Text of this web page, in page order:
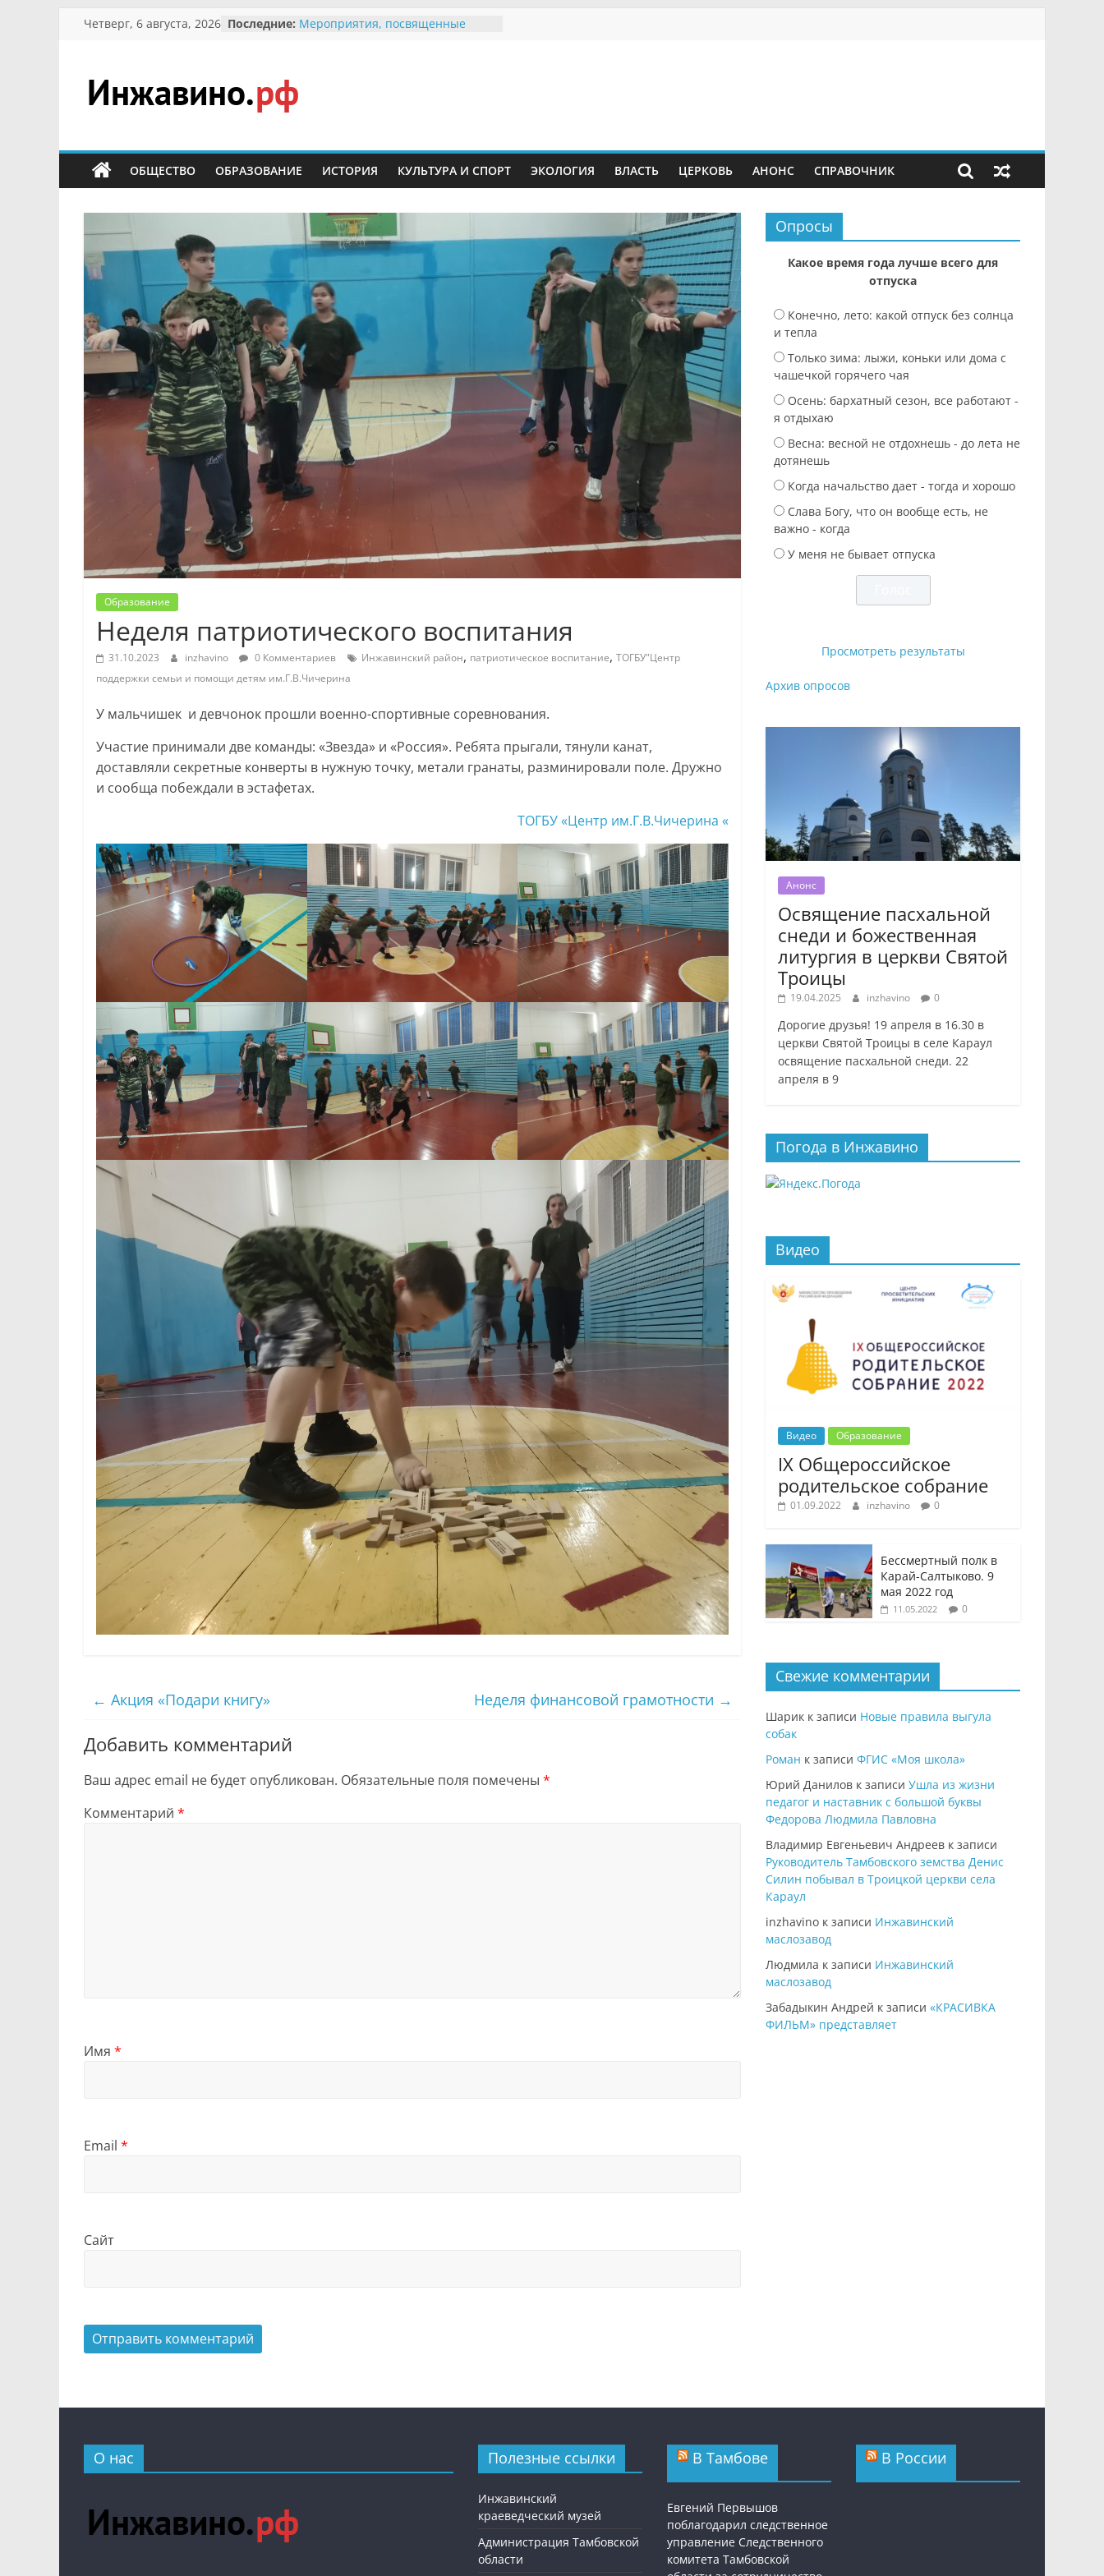
Перейти
Четверг, 6 августа, 2026 Последние: Мероприятия, посвященные
Безопасность в сети Интернет
Ученики приняли участие в
мероприятии «Сохраним
В вольере Воронинского
заповедника родились крапчатые
суслики
Инжавино.рф
сельский
портал
ОБЩЕСТВО ОБРАЗОВАНИЕ ИСТОРИЯ КУЛЬТУРА И СПОРТ ЭКОЛОГИЯ ВЛАСТЬ ЦЕРКОВЬ АНОНС СПРАВОЧНИК
Образование
Неделя патриотического воспитания
31.10.2023 inzhavino 0 Комментариев Инжавинский район, патриотическое воспитание, ТОГБУ"Центр
поддержки семьи и помощи детям им.Г.В.Чичерина
У мальчишек и девчонок прошли военно-спортивные соревнования.
Участие принимали две команды: «Звезда» и «Россия». Ребята прыгали, тянули канат,
доставляли секретные конверты в нужную точку, метали гранаты, разминировали поле. Дружно
и сообща побеждали в эстафетах.
ТОГБУ «Центр им.Г.В.Чичерина «
← Акция «Подари книгу» Неделя финансовой грамотности →
Добавить комментарий
Ваш адрес email не будет опубликован. Обязательные поля помечены *
Комментарий *
Имя *
Email *
Сайт
Опросы
Какое время года лучше всего для
отпуска
Конечно, лето: какой отпуск без солнца
и тепла
Только зима: лыжи, коньки или дома с
чашечкой горячего чая
Осень: бархатный сезон, все работают -
я отдыхаю
Весна: весной не отдохнешь - до лета не
дотянешь
Когда начальство дает - тогда и хорошо
Слава Богу, что он вообще есть, не
важно - когда
У меня не бывает отпуска
Просмотреть результаты
Архив опросов
Анонс
Освящение пасхальной
снеди и божественная
литургия в церкви Святой
Троицы
19.04.2025 inzhavino 0
Дорогие друзья! 19 апреля в 16.30 в
церкви Святой Троицы в селе Караул
освящение пасхальной снеди. 22
апреля в 9
Погода в Инжавино
Видео
Видео Образование
IX Общероссийское
родительское собрание
01.09.2022 inzhavino 0
Бессмертный полк в
Карай-Салтыково. 9
мая 2022 год
11.05.2022 0
Свежие комментарии
Шарик к записи Новые правила выгула
собак
Роман к записи ФГИС «Моя школа»
Юрий Данилов к записи Ушла из жизни
педагог и наставник с большой буквы
Федорова Людмила Павловна
Владимир Евгеньевич Андреев к записи
Руководитель Тамбовского земства Денис
Силин побывал в Троицкой церкви села
Караул
inzhavino к записи Инжавинский
маслозавод
Людмила к записи Инжавинский
маслозавод
Забадыкин Андрей к записи «КРАСИВКА
ФИЛЬМ» представляет
О нас Полезные ссылки
Инжавинский
краеведческий музей
Администрация Тамбовской
области
В Тамбове
Евгений Первышов
поблагодарил следственное
управление Следственного
комитета Тамбовской
В России